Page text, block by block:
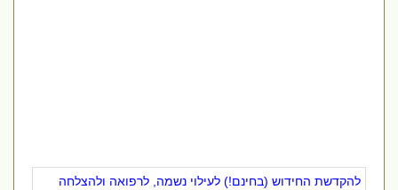
להקדשת החידוש (בחינם!) לעילוי נשמה, לרפואה ולהצלחה